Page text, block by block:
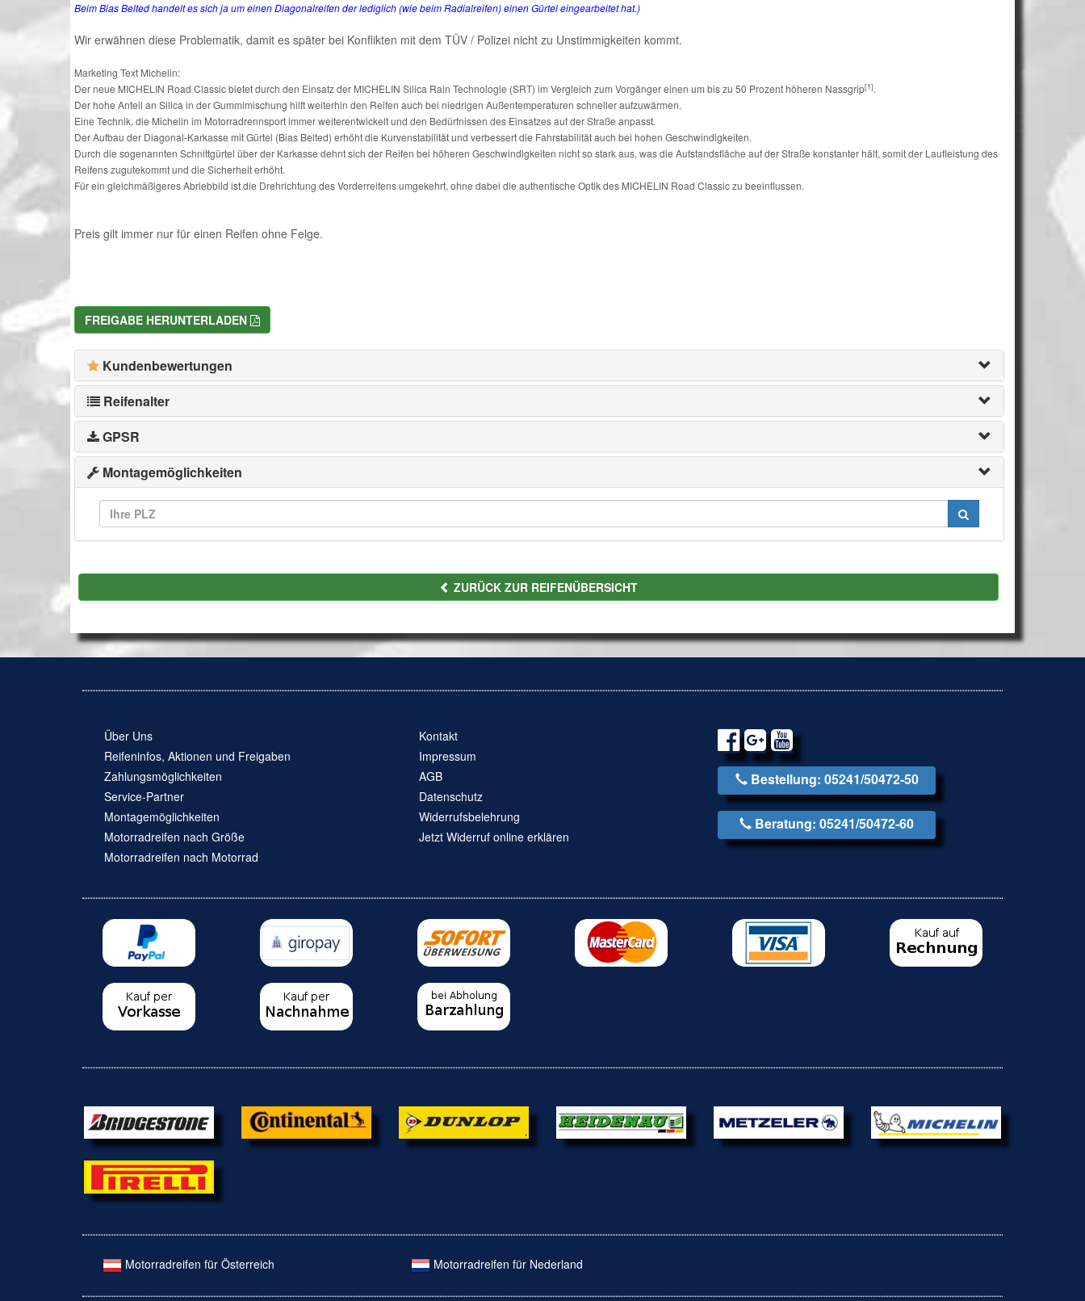
Beim Bias Belted handelt es sich ja um einen Diagonalreifen der lediglich (wie beim Radialreifen) einen Gürtel eingearbeitet hat.)
Wir erwähnen diese Problematik, damit es später bei Konflikten mit dem TÜV / Polizei nicht zu Unstimmigkeiten kommt.
Marketing Text Michelin:
Der neue MICHELIN Road Classic bietet durch den Einsatz der MICHELIN Silica Rain Technologie (SRT) im Vergleich zum Vorgänger einen um bis zu 50 Prozent höheren Nassgrip[1].
Der hohe Anteil an Silica in der Gummimischung hilft weiterhin den Reifen auch bei niedrigen Außentemperaturen schneller aufzuwärmen.
Eine Technik, die Michelin im Motorradrennsport immer weiterentwickelt und den Bedürfnissen des Einsatzes auf der Straße anpasst.
Der Aufbau der Diagonal-Karkasse mit Gürtel (Bias Belted) erhöht die Kurvenstabilität und verbessert die Fahrstabilität auch bei hohen Geschwindigkeiten.
Durch die sogenannten Schnittgürtel über der Karkasse dehnt sich der Reifen bei höheren Geschwindigkeiten nicht so stark aus, was die Aufstandsfläche auf der Straße konstanter hält, somit der Laufleistung des
Reifens zugutekommt und die Sicherheit erhöht.
Für ein gleichmäßigeres Abriebbild ist die Drehrichtung des Vorderreifens umgekehrt, ohne dabei die authentische Optik des MICHELIN Road Classic zu beeinflussen.
Preis gilt immer nur für einen Reifen ohne Felge.
FREIGABE HERUNTERLADEN
Kundenbewertungen
Reifenalter
GPSR
Montagemöglichkeiten
ZURÜCK ZUR REIFENÜBERSICHT
Über Uns
Reifeninfos, Aktionen und Freigaben
Zahlungsmöglichkeiten
Service-Partner
Montagemöglichkeiten
Motorradreifen nach Größe
Motorradreifen nach Motorrad
Kontakt
Impressum
AGB
Datenschutz
Widerrufsbelehrung
Jetzt Widerruf online erklären
Bestellung: 05241/50472-50
Beratung: 05241/50472-60
Motorradreifen für Österreich Motorradreifen für Nederland